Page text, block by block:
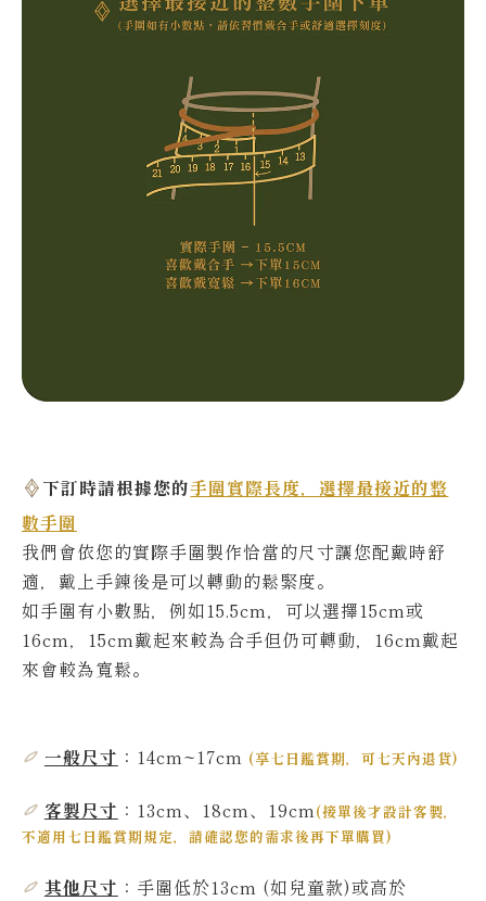
下訂時請根據您的手圍實際長度，選擇最接近的整
數手圍
我們會依您的實際手圍製作恰當的尺寸讓您配戴時舒
適，戴上手鍊後是可以轉動的鬆緊度。
如手圍有小數點，例如15.5cm，可以選擇15cm或
16cm，15cm戴起來較為合手但仍可轉動，16cm戴起
來會較為寬鬆。
一般尺寸 ：14cm~17cm (享七日鑑賞期，可七天內退貨)
客製尺寸 ：13cm、18cm、19cm (接單後才設計客製，
不適用七日鑑賞期規定，請確認您的需求後再下單購買)
其他尺寸 ： 手圍低於13cm (如兒童款)或高於